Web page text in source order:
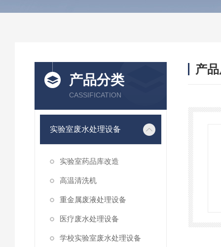
产品分类
CASSIFICATION
实验室废水处理设备
实验室药品库改造
高温清洗机
重金属废液处理设备
医疗废水处理设备
学校实验室废水处理设备
产